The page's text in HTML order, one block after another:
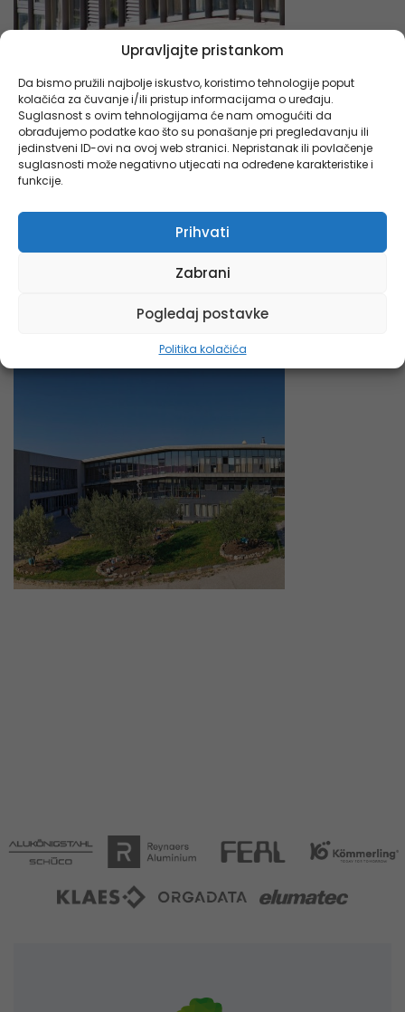
Upravljajte pristankom
Da bismo pružili najbolje iskustvo, koristimo tehnologije poput
kolačića za čuvanje i/ili pristup informacijama o uređaju.
Suglasnost s ovim tehnologijama će nam omogućiti da
obrađujemo podatke kao što su ponašanje pri pregledavanju ili
jedinstveni ID-ovi na ovoj web stranici. Nepristanak ili povlačenje
suglasnosti može negativno utjecati na određene karakteristike i
funkcije.
Prihvati
Zabrani
Pogledaj postavke
Politika kolačića